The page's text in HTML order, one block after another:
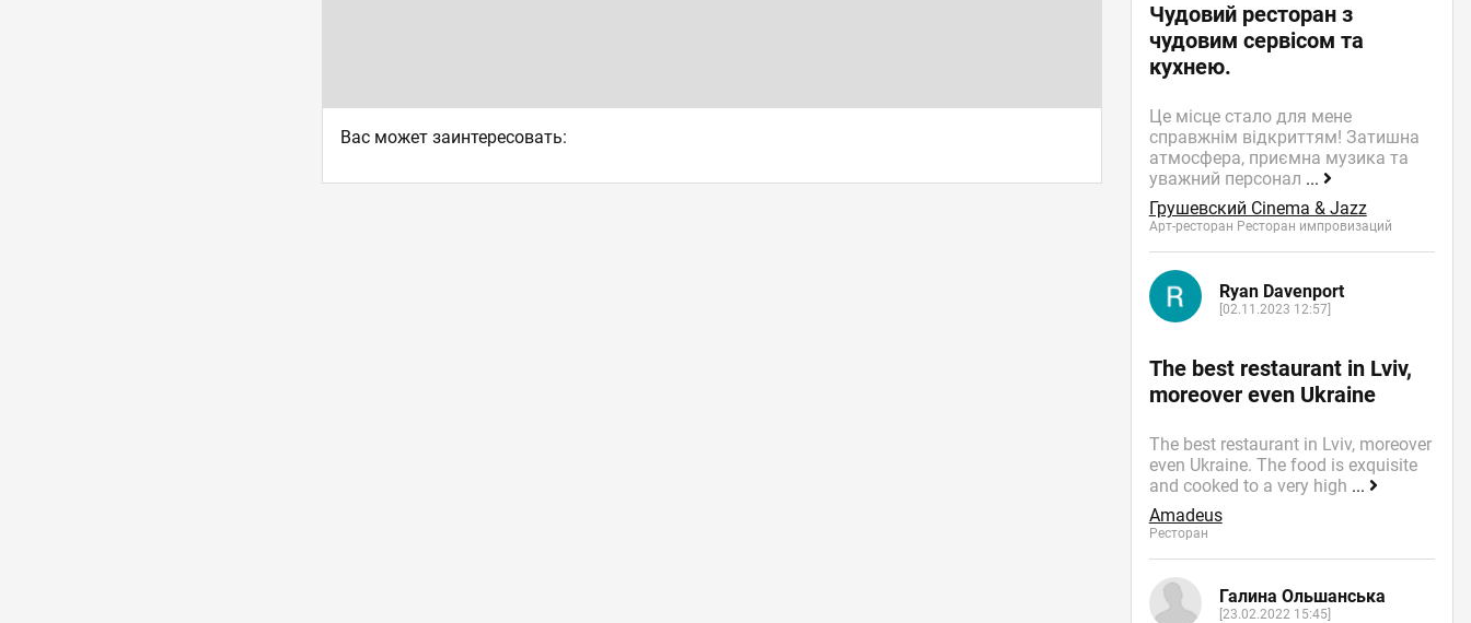
Ваc может заинтересовать:
Чудовий ресторан з
чудовим сервісом та
кухнею.
Це місце стало для мене
справжнім відкриттям! Затишна
атмосфера, приємна музика та
уважний персонал ...
Грушевский Cinema & Jazz
Арт-ресторан Ресторан импровизаций
Ryan Davenport
[02.11.2023 12:57]
The best restaurant in Lviv,
moreover even Ukraine
The best restaurant in Lviv, moreover
even Ukraine. The food is exquisite
and cooked to a very high ...
Amadeus
Ресторан
Галина Ольшанська
[23.02.2022 15:45]